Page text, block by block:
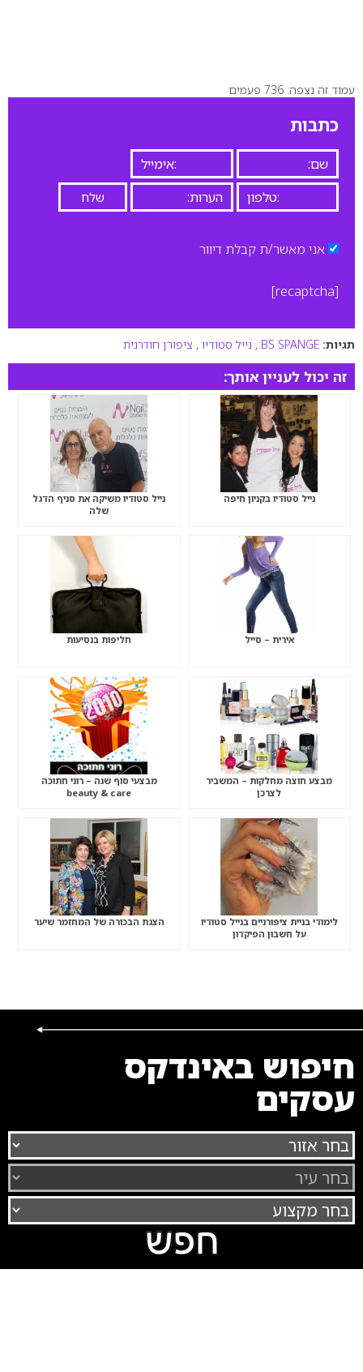
עמוד זה נצפה: 736 פעמים
כתבות
אני מאשר/ת קבלת דיוור
[recaptcha]
תגיות: BS SPANGE
, נייל סטודיו , ציפורן חודרנית
זה יכול לעניין אותך:
נייל סטודיו בקניון חיפה
נייל סטודיו משיקה את סניף הדגל
שלה
אירית – סייל חליפות בנסיעות
מבצע חוצה מחלקות – המשביר
לצרכן
מבצעי סוף שנה – רוני חתוכה
beauty & care
לימודי בניית ציפורניים בנייל סטודיו
על חשבון הפיקדון
הצגת הבכורה של המחזמר שיער
חיפוש באינדקס
עסקים